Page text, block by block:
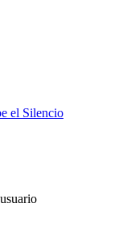
el Silencio